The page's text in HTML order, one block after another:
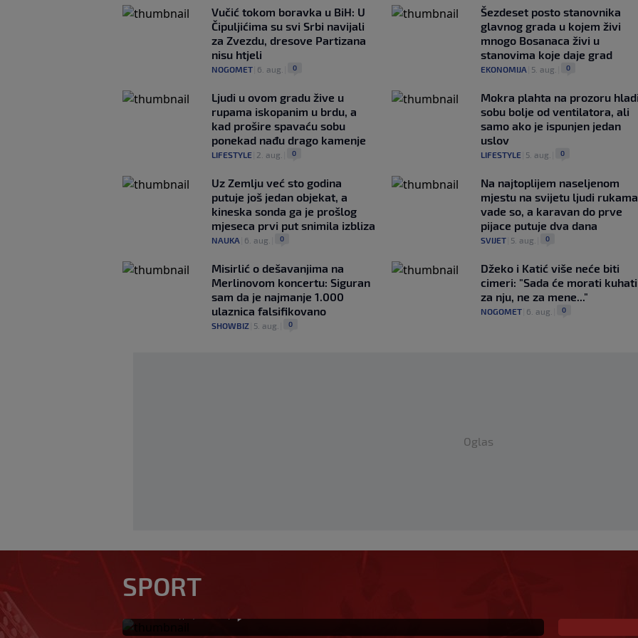
Vučić tokom boravka u BiH: U
Čipuljićima su svi Srbi navijali
za Zvezdu, dresove Partizana
nisu htjeli
NOGOMET 6. aug. 0
Šezdeset posto stanovnika
glavnog grada u kojem živi
mnogo Bosanaca živi u
stanovima koje daje grad
EKONOMIJA 5. aug. 0
Ljudi u ovom gradu žive u
rupama iskopanim u brdu, a
kad prošire spavaću sobu
ponekad nađu drago kamenje
LIFESTYLE 2. aug. 0
Mokra plahta na prozoru
sobu bolje od ventilatora, ali
samo ako je ispunjen jedan
uslov
LIFESTYLE| 5. aug. 0
Uz Zemlju već sto godina
putuje još jedan objekat, a
kineska sonda ga je prošlog
mjeseca prvi put snimila izbliza
NAUKA 6. aug. 0
Na najtoplijem naseljenom
mjestu na svijetu ljudi rukama
vade so, a karavan do prve
pijace putuje dva dana
SVIJET| 5. aug. 0
Misirlić o dešavanjima na
Merlinovom koncertu: Siguran
sam da je najmanje 1.000
ulaznica falsifikovano
SHOWBIZ 5. aug. 0
Džeko i Katić više neće biti
cimeri: "Sada će morati kuhati
za nju, ne za mene..."
NOGOMET| 6. aug. 0
Oglas
SPORT
nećemo tolerisati"